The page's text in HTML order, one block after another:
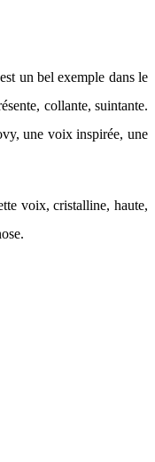
est un bel exemple dans le
collante, suintante.
une voix inspirée, une
voix, cristalline, haute,